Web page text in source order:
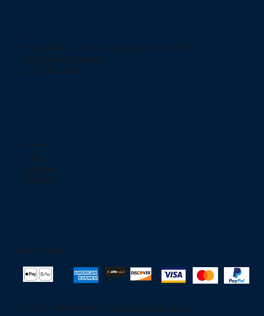
Contácto
754 Calle Murgia San Juan, Puerto Rico 00909.
jjelectronicpr@aol.com
+(787) 233-2166
Redes Sociales
TikTok
Instagram
Facebook
Paga Seguro
© 2025 to Jjelectronic. By OktapodProductions